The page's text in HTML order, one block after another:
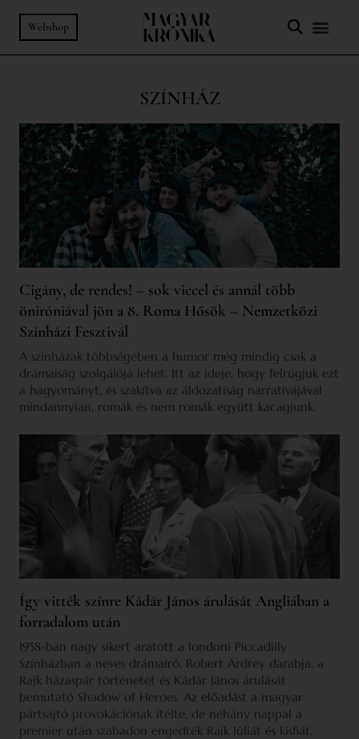
Webshop
SZÍNHÁZ
Cigány, de rendes! – sok viccel és annál több
öniróniával jön a 8. Roma Hősök – Nemzetközi
Színházi Fesztivál
A színházak többségében a humor még mindig csak a
drámaiság szolgálója lehet. Itt az ideje, hogy felrúgjuk ezt
a hagyományt, és szakítva az áldozatiság narratívájával
mindannyian, romák és nem romák együtt kacagjunk.
Így vitték színre Kádár János árulását Angliában a
forradalom után
1958-ban nagy sikert aratott a londoni Piccadilly
Színházban a neves drámaíró, Robert Ardrey darabja, a
Rajk házaspár történetét és Kádár János árulását
bemutató Shadow of Heroes. Az előadást a magyar
pártsajtó provokációnak ítélte, de néhány nappal a
premier után szabadon engedték Rajk Júliát és kisfiát.